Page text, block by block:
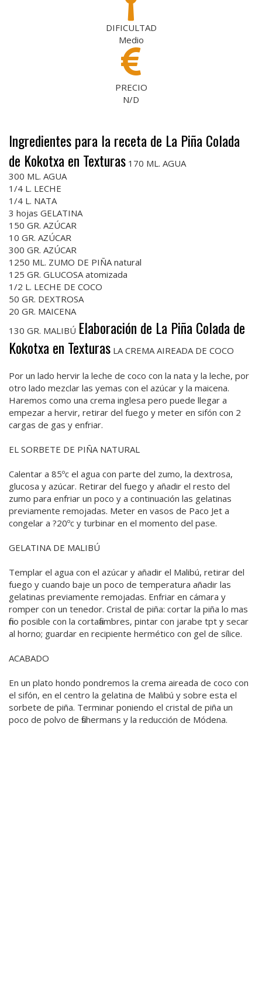
DIFICULTAD
Medio
PRECIO
N/D
Ingredientes para la receta de La Piña Colada
de Kokotxa en Texturas 170 ML. AGUA
300 ML. AGUA
1/4 L. LECHE
1/4 L. NATA
3 hojas GELATINA
150 GR. AZÚCAR
10 GR. AZÚCAR
300 GR. AZÚCAR
1250 ML. ZUMO DE PIÑA natural
125 GR. GLUCOSA atomizada
1/2 L. LECHE DE COCO
50 GR. DEXTROSA
20 GR. MAICENA
130 GR. MALIBÚ Elaboración de La Piña Colada de
Kokotxa en Texturas LA CREMA AIREADA DE COCO
Por un lado hervir la leche de coco con la nata y la leche, por
otro lado mezclar las yemas con el azúcar y la maicena.
Haremos como una crema inglesa pero puede llegar a
empezar a hervir, retirar del fuego y meter en sifón con 2
cargas de gas y enfriar.
EL SORBETE DE PIÑA NATURAL
Calentar a 85ºc el agua con parte del zumo, la dextrosa,
glucosa y azúcar. Retirar del fuego y añadir el resto del
zumo para enfriar un poco y a continuación las gelatinas
previamente remojadas. Meter en vasos de Paco Jet a
congelar a ?20ºc y turbinar en el momento del pase.
GELATINA DE MALIBÚ
Templar el agua con el azúcar y añadir el Malibú, retirar del
fuego y cuando baje un poco de temperatura añadir las
gelatinas previamente remojadas. Enfriar en cámara y
romper con un tenedor. Cristal de piña: cortar la piña lo mas
fino posible con la cortafiambres, pintar con jarabe tpt y secar
al horno; guardar en recipiente hermético con gel de sílice.
ACABADO
En un plato hondo pondremos la crema aireada de coco con
el sifón, en el centro la gelatina de Malibú y sobre esta el
sorbete de piña. Terminar poniendo el cristal de piña un
poco de polvo de fishermans y la reducción de Módena.